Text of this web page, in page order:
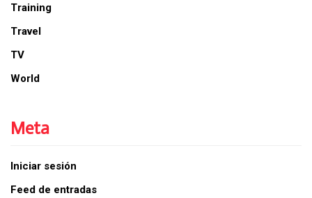
Training
Travel
TV
World
Meta
Iniciar sesión
Feed de entradas